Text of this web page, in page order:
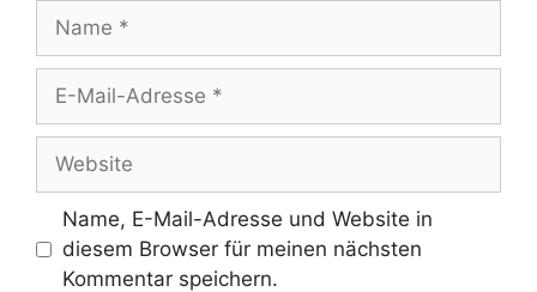
Mail-
Adresse
Name, E-Mail-Adresse und Website in
diesem Browser für meinen nächsten
Kommentar speichern.